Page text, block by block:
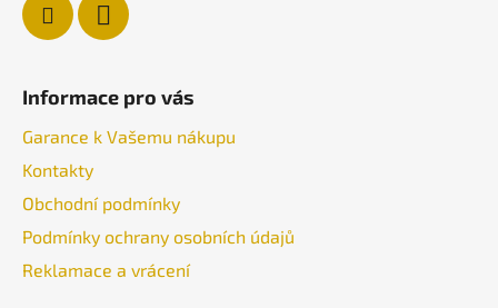
Informace pro vás
Garance k Vašemu nákupu
Kontakty
Obchodní podmínky
Podmínky ochrany osobních údajů
Reklamace a vrácení